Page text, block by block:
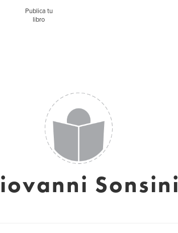
Publica tu
libro
Sonsini